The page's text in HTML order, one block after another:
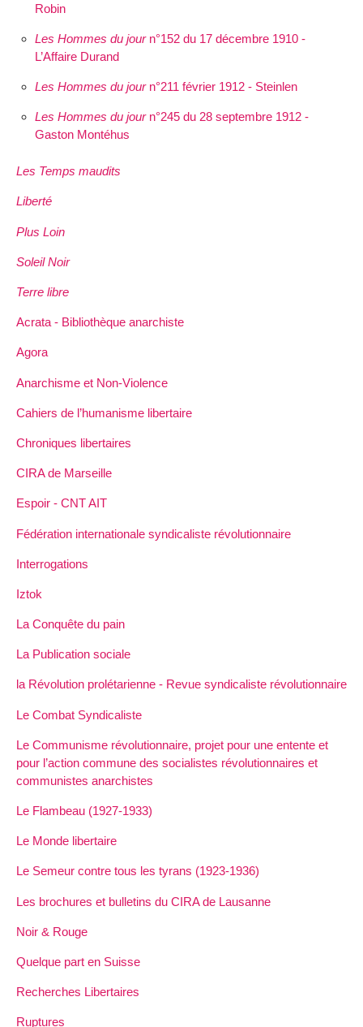
Robin
Les Hommes du journ°152 du 17 décembre 1910 -
L’Affaire Durand
Les Hommes du journ°211 février 1912 - Steinlen
Les Hommes du journ°245 du 28 septembre 1912 -
Gaston Montéhus
Les Temps maudits
Liberté
Plus Loin
Soleil Noir
Terre libre
Acrata - Bibliothèque anarchiste
Agora
Anarchisme et Non-Violence
Cahiers de l’humanisme libertaire
Chroniques libertaires
CIRA de Marseille
Espoir - CNT AIT
Fédération internationale syndicaliste révolutionnaire
Interrogations
Iztok
La Conquête du pain
La Publication sociale
la Révolution prolétarienne - Revue syndicaliste révolutionnaire
Le Combat Syndicaliste
Le Communisme révolutionnaire, projet pour une entente et
pour l’action commune des socialistes révolutionnaires et
communistes anarchistes
Le Flambeau (1927-1933)
Le Monde libertaire
Le Semeur contre tous les tyrans (1923-1936)
Les brochures et bulletins du CIRA de Lausanne
Noir & Rouge
Quelque part en Suisse
Recherches Libertaires
Ruptures